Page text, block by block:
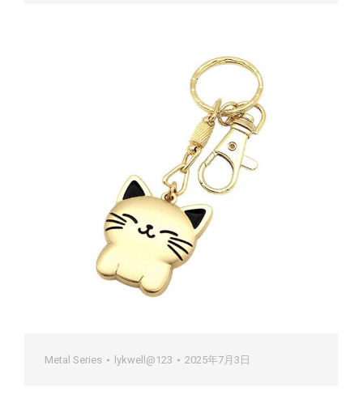
Metal Series lykwell@123 2025年7月3日